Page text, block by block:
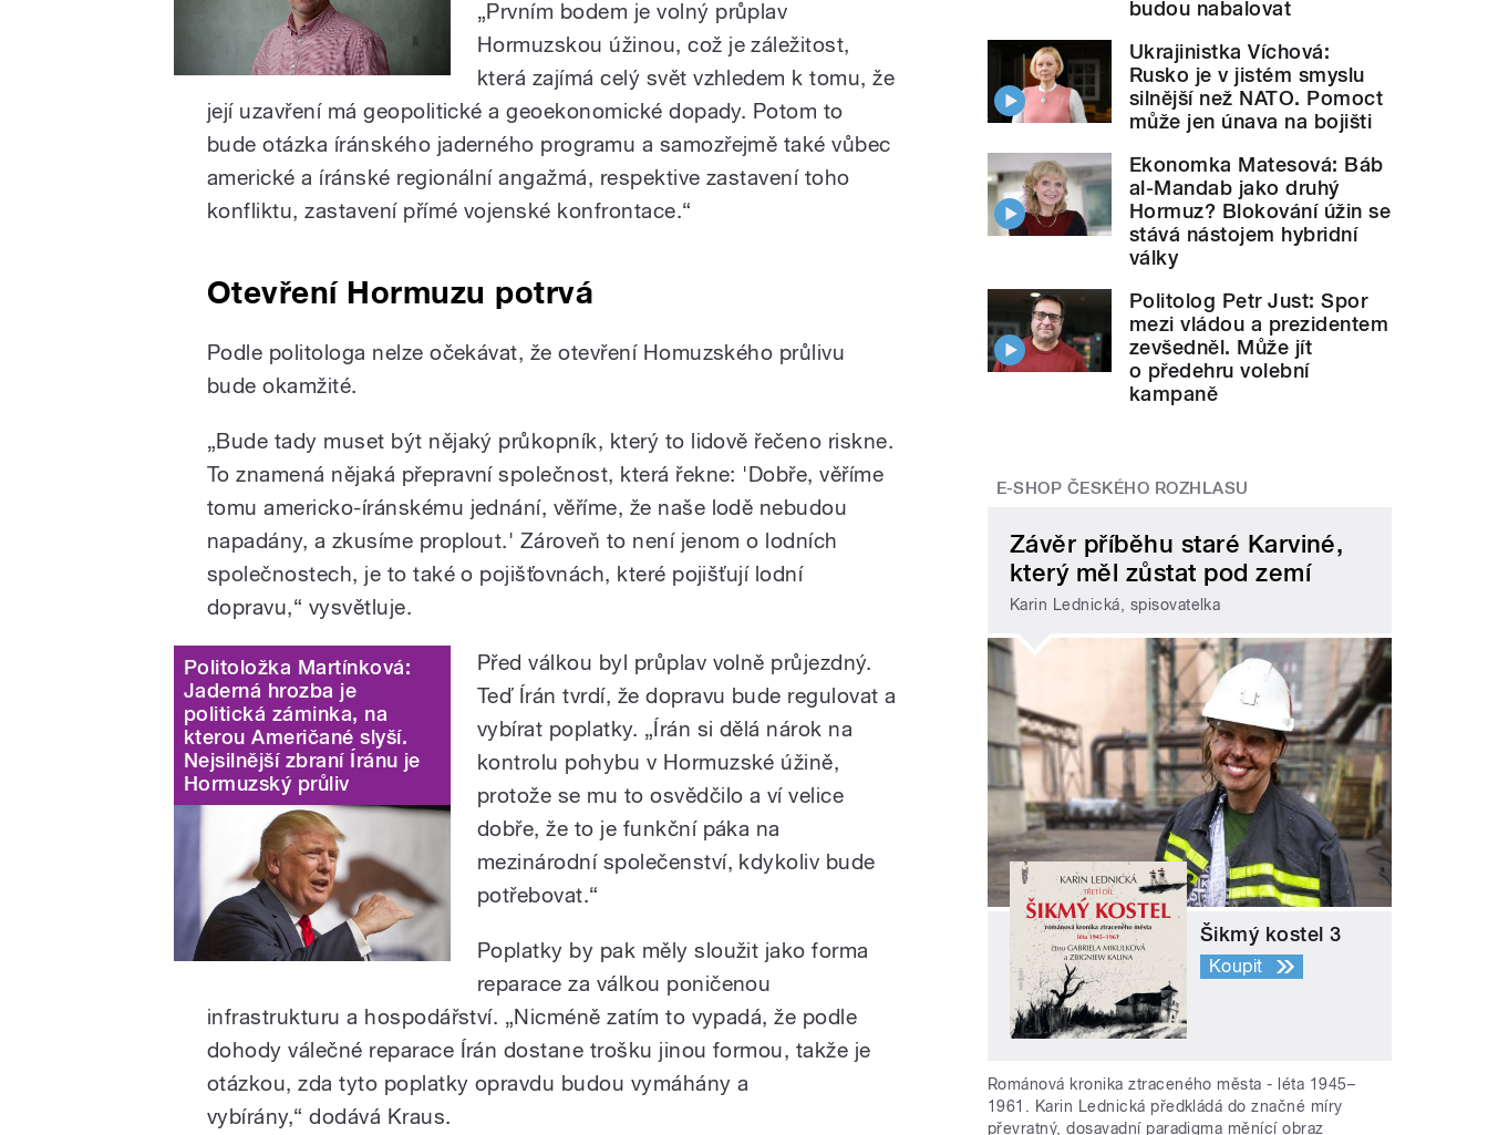
„Prvním bodem je volný průplav
Hormuzskou úžinou, což je záležitost,
která zajímá celý svět vzhledem k tomu, že
její uzavření má geopolitické a geoekonomické dopady. Potom to
bude otázka íránského jaderného programu a samozřejmě také vůbec
americké a íránské regionální angažmá, respektive zastavení toho
konfliktu, zastavení přímé vojenské konfrontace.“
Otevření Hormuzu potrvá
Podle politologa nelze očekávat, že otevření Homuzského průlivu
bude okamžité.
„Bude tady muset být nějaký průkopník, který to lidově řečeno riskne.
To znamená nějaká přepravní společnost, která řekne: 'Dobře, věříme
tomu americko-íránskému jednání, věříme, že naše lodě nebudou
napadány, a zkusíme proplout.' Zároveň to není jenom o lodních
společnostech, je to také o pojišťovnách, které pojišťují lodní
dopravu,“ vysvětluje.
Politoložka Martínková:
Jaderná hrozba je
politická záminka, na
kterou Američané slyší.
Nejsilnější zbraní Íránu je
Hormuzský průliv
Před válkou byl průplav volně průjezdný.
Teď Írán tvrdí, že dopravu bude regulovat a
vybírat poplatky. „Írán si dělá nárok na
kontrolu pohybu v Hormuzské úžině,
protože se mu to osvědčilo a ví velice
dobře, že to je funkční páka na
mezinárodní společenství, kdykoliv bude
potřebovat.“
Poplatky by pak měly sloužit jako forma
reparace za válkou poničenou
infrastrukturu a hospodářství. „Nicméně zatím to vypadá, že podle
dohody válečné reparace Írán dostane trošku jinou formou, takže je
otázkou, zda tyto poplatky opravdu budou vymáhány a
vybírány,“ dodává Kraus.
budou nabalovat
Ukrajinistka Víchová:
Rusko je v jistém smyslu
silnější než NATO. Pomoct
může jen únava na bojišti
Ekonomka Matesová: Báb
al-Mandab jako druhý
Hormuz? Blokování úžin se
stává nástojem hybridní
války
Politolog Petr Just: Spor
mezi vládou a prezidentem
zevšedněl. Může jít
o předehru volební
kampaně
E-SHOP ČESKÉHO ROZHLASU
Závěr příběhu staré Karviné,
který měl zůstat pod zemí
Karin Lednická, spisovatelka
Šikmý kostel 3
Koupit
Románová kronika ztraceného města - léta 1945–
1961. Karin Lednická předkládá do značné míry
převratný, dosavadní paradigma měnící obraz